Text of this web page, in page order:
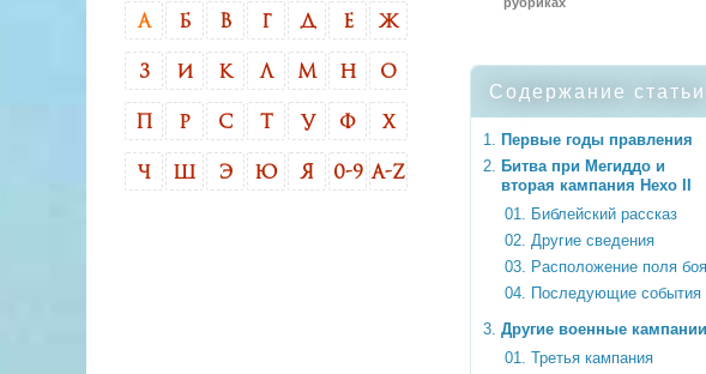
Содержание статьи
Первые годы правления
Битва при Мегиддо и
вторая кампания Нехо II
Библейский рассказ
Другие сведения
Расположение поля боя
Последующие события
Другие военные кампании
Третья кампания
А Б В Г Д Е Ж
З И К Л М Н О
Р С Т У Ф Х
Ч Э Ю Я 0-9 A-Z